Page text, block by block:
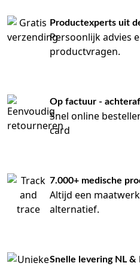
Productexperts uit
Persoonlijk advies
productvragen.
Op factuur -
Snel online
card
7.000+ medische
Altijd een
alternatief.
Snelle levering NL &